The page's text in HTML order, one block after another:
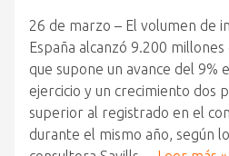
26 de marzo – El volumen de
España alcanzó 9.200
que supone un avance del 9%
ejercicio y un crecimiento dos
superior al registrado en el
durante el mismo año, según